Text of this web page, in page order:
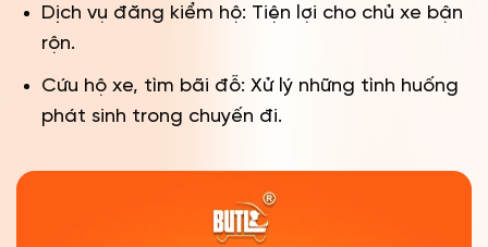
Dịch vụ đăng kiểm hộ: Tiện lợi cho chủ xe bận
rộn.
Cứu hộ xe, tìm bãi đỗ: Xử lý những tình huống
phát sinh trong chuyến đi.